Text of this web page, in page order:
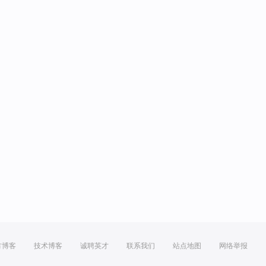
博客 技术博客 诚聘英才 联系我们 站点地图 网络举报